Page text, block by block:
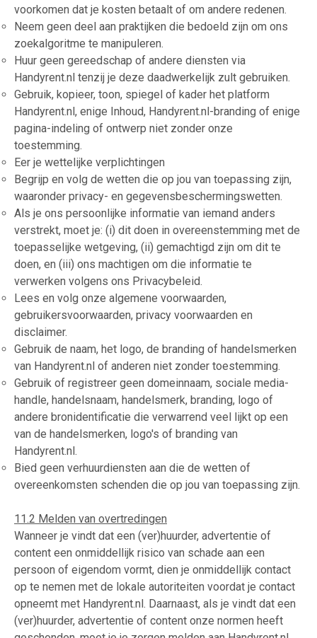
voorkomen dat je kosten betaalt of om andere redenen.
Neem geen deel aan praktijken die bedoeld zijn om ons
zoekalgoritme te manipuleren.
Huur geen gereedschap of andere diensten via
Handyrent.nl tenzij je deze daadwerkelijk zult gebruiken.
Gebruik, kopieer, toon, spiegel of kader het platform
Handyrent.nl, enige Inhoud, Handyrent.nl-branding of enige
pagina-indeling of ontwerp niet zonder onze
toestemming.
Eer je wettelijke verplichtingen
Begrijp en volg de wetten die op jou van toepassing zijn,
waaronder privacy- en gegevensbeschermingswetten.
Als je ons persoonlijke informatie van iemand anders
verstrekt, moet je: (i) dit doen in overeenstemming met de
toepasselijke wetgeving, (ii) gemachtigd zijn om dit te
doen, en (iii) ons machtigen om die informatie te
verwerken volgens ons Privacybeleid.
Lees en volg onze algemene voorwaarden,
gebruikersvoorwaarden, privacy voorwaarden en
disclaimer.
Gebruik de naam, het logo, de branding of handelsmerken
van Handyrent.nl of anderen niet zonder toestemming.
Gebruik of registreer geen domeinnaam, sociale media-
handle, handelsnaam, handelsmerk, branding, logo of
andere bronidentificatie die verwarrend veel lijkt op een
van de handelsmerken, logo's of branding van
Handyrent.nl.
Bied geen verhuurdiensten aan die de wetten of
overeenkomsten schenden die op jou van toepassing zijn.
11.2 Melden van overtredingen
Wanneer je vindt dat een (ver)huurder, advertentie of
content een onmiddellijk risico van schade aan een
persoon of eigendom vormt, dien je onmiddellijk contact
op te nemen met de lokale autoriteiten voordat je contact
opneemt met Handyrent.nl. Daarnaast, als je vindt dat een
(ver)huurder, advertentie of content onze normen heeft